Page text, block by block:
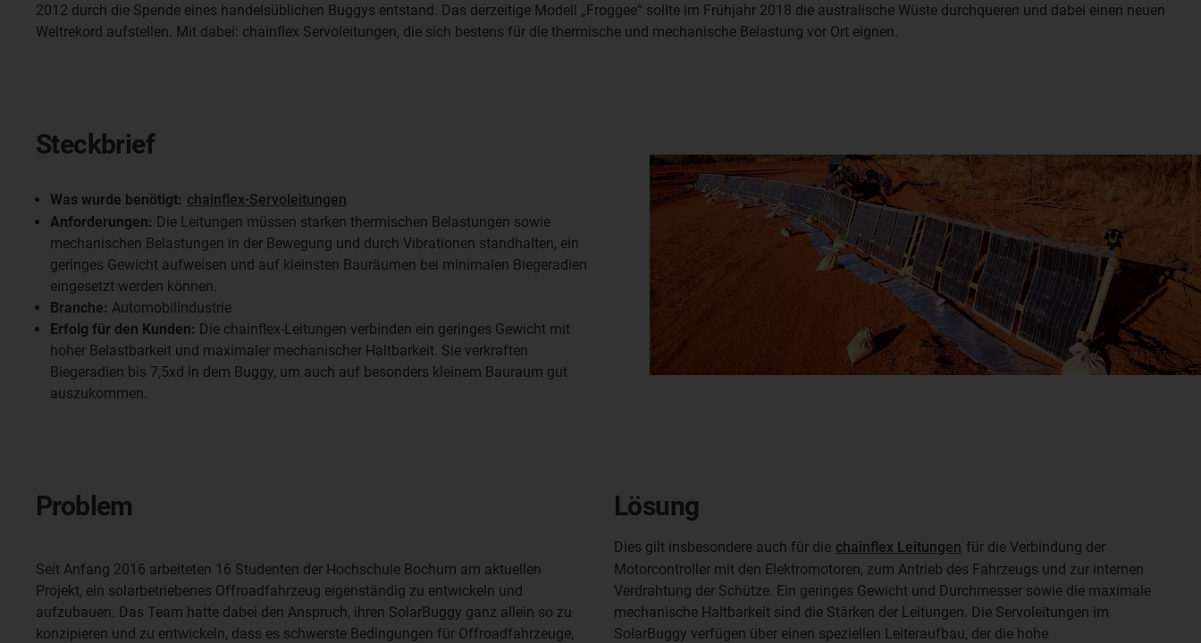
2012 durch die Spende eines handelsüblichen Buggys entstand. Das derzeitige Modell „Froggee“ sollte im Frühjahr 2018 die australische Wüste durchqueren und dabei einen neuen
Weltrekord aufstellen. Mit dabei: chainflex Servoleitungen, die sich bestens für die thermische und mechanische Belastung vor Ort eignen.
Steckbrief
Was wurde benötigt: chainflex-Servoleitungen
Anforderungen: Die Leitungen müssen starken thermischen Belastungen sowie
mechanischen Belastungen in der Bewegung und durch Vibrationen standhalten, ein
geringes Gewicht aufweisen und auf kleinsten Bauräumen bei minimalen Biegeradien
eingesetzt werden können.
Branche: Automobilindustrie
Erfolg für den Kunden: Die chainflex-Leitungen verbinden ein geringes Gewicht mit
hoher Belastbarkeit und maximaler mechanischer Haltbarkeit. Sie verkraften
Biegeradien bis 7,5xd in dem Buggy, um auch auf besonders kleinem Bauraum gut
auszukommen.
Problem
Seit Anfang 2016 arbeiteten 16 Studenten der Hochschule Bochum am aktuellen
Projekt, ein solarbetriebenes Offroadfahrzeug eigenständig zu entwickeln und
aufzubauen. Das Team hatte dabei den Anspruch, ihren SolarBuggy ganz allein so zu
konzipieren und zu entwickeln, dass es schwerste Bedingungen für Offroadfahrzeuge,
Lösung
Dies gilt insbesondere auch für die chainflex Leitungen für die Verbindung der
Motorcontroller mit den Elektromotoren, zum Antrieb des Fahrzeugs und zur internen
Verdrahtung der Schütze. Ein geringes Gewicht und Durchmesser sowie die maximale
mechanische Haltbarkeit sind die Stärken der Leitungen. Die Servoleitungen im
SolarBuggy verfügen über einen speziellen Leiteraufbau, der die hohe